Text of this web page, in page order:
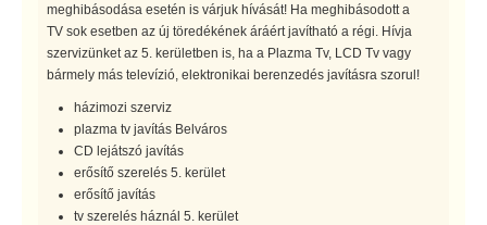
meghibásodása esetén is várjuk hívását! Ha meghibásodott a
TV sok esetben az új töredékének áráért javítható a régi. Hívja
szervizünket az 5. kerületben is, ha a Plazma Tv, LCD Tv vagy
bármely más televízió, elektronikai berenzedés javításra szorul!
házimozi szerviz
plazma tv javítás Belváros
CD lejátszó javítás
erősítő szerelés 5. kerület
erősítő javítás
tv szerelés háznál 5. kerület